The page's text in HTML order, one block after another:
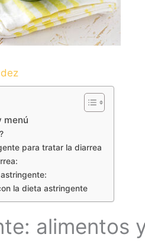
menú
para tratar la diarrea
la dieta astringente
alimentos